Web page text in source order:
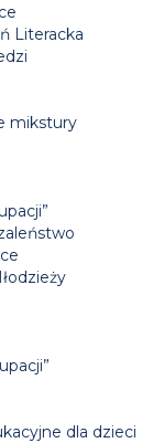
Literacka
mikstury
dla dzieci